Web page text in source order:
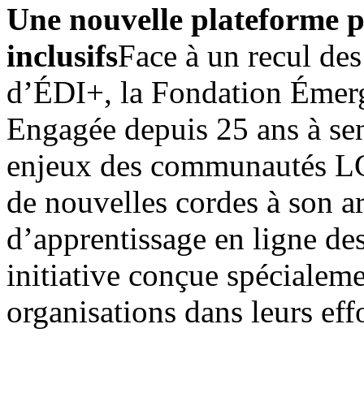
Une nouvelle plateforme
inclusifsFace à un recul
d’ÉDI+, la Fondation
Engagée depuis 25 ans à
enjeux des communautés
de nouvelles cordes à son
d’apprentissage en ligne
initiative conçue
organisations dans leurs